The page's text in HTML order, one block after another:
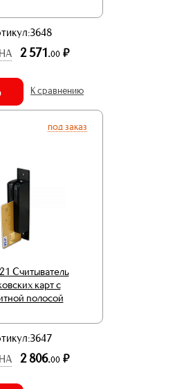
2 571.00 р.
К сравнению
под заказ
Считыватель
карт с
полосой
2 806.00 р.